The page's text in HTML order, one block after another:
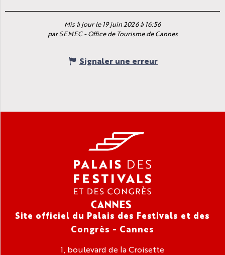
Mis à jour le 19 juin 2026 à 16:56
par SEMEC - Office de Tourisme de Cannes
Signaler une erreur
Site officiel du Palais des Festivals et des
Congrès - Cannes
1, boulevard de la Croisette